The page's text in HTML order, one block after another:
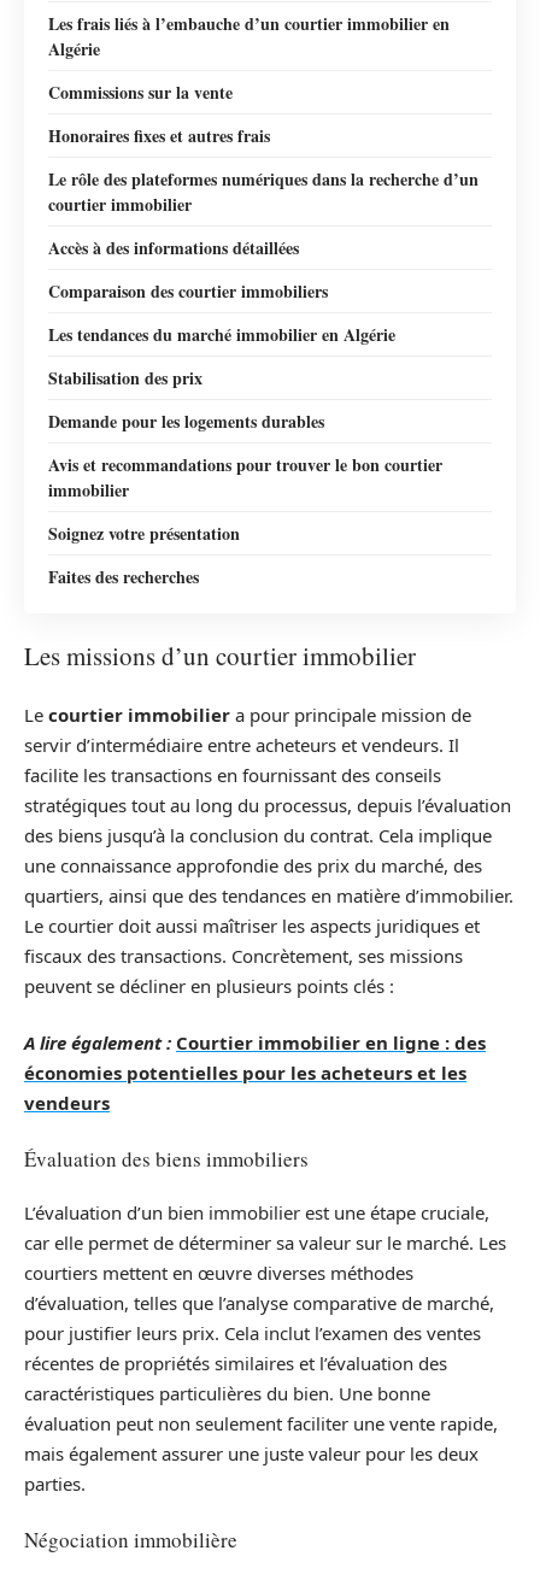
Les frais liés à l’embauche d’un courtier immobilier en
Algérie
Commissions sur la vente
Honoraires fixes et autres frais
Le rôle des plateformes numériques dans la recherche d’un
courtier immobilier
Accès à des informations détaillées
Comparaison des courtier immobiliers
Les tendances du marché immobilier en Algérie
Stabilisation des prix
Demande pour les logements durables
Avis et recommandations pour trouver le bon courtier
immobilier
Soignez votre présentation
Faites des recherches
Les missions d’un courtier immobilier
Le courtier immobilier a pour principale mission de
servir d’intermédiaire entre acheteurs et vendeurs. Il
facilite les transactions en fournissant des conseils
stratégiques tout au long du processus, depuis l’évaluation
des biens jusqu’à la conclusion du contrat. Cela implique
une connaissance approfondie des prix du marché, des
quartiers, ainsi que des tendances en matière d’immobilier.
Le courtier doit aussi maîtriser les aspects juridiques et
fiscaux des transactions. Concrètement, ses missions
peuvent se décliner en plusieurs points clés :
A lire également : Courtier immobilier en ligne : des
économies potentielles pour les acheteurs et les
vendeurs
Évaluation des biens immobiliers
L’évaluation d’un bien immobilier est une étape cruciale,
car elle permet de déterminer sa valeur sur le marché. Les
courtiers mettent en œuvre diverses méthodes
d’évaluation, telles que l’analyse comparative de marché,
pour justifier leurs prix. Cela inclut l’examen des ventes
récentes de propriétés similaires et l’évaluation des
caractéristiques particulières du bien. Une bonne
évaluation peut non seulement faciliter une vente rapide,
mais également assurer une juste valeur pour les deux
parties.
Négociation immobilière